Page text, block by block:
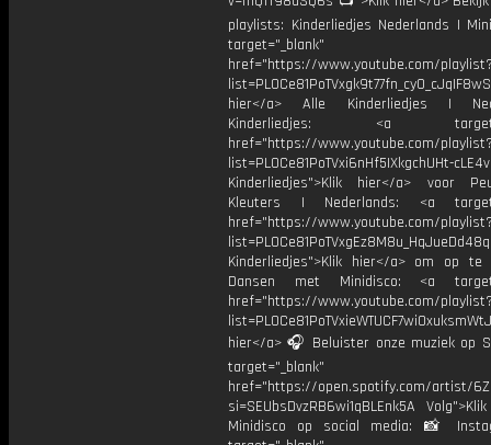
playlists: Kinderliedjes Nederlands |
target="_blank"
href="https://www.youtube.com/
hier</a> Alle Kinderliedjes |
Kinderliedjes: <a
href="https://www.youtube.com/
list=PL0Ce81PoTVxi6nHf5IXkgchUHt-
Kinderliedjes">Klik hier</a> voor
Kleuters | Nederlands: <a
href="https://www.youtube.com/
Kinderliedjes">Klik hier</a> om op te
Dansen met Minidisco: <a
href="https://www.youtube.com/
hier</a> 🎧 Beluister onze muziek op
target="_blank"
href="https://open.spotify.com/artist/
si=SEUbsDvzRB6wi1qBLEnk5A
Minidisco op social media: 📸